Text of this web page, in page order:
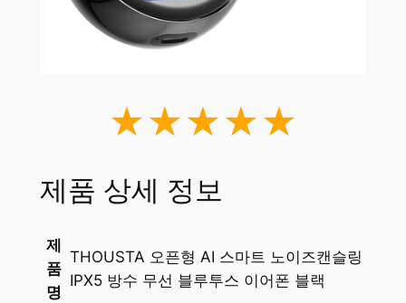
★★★★★
제품 상세 정보
제
품
명
THOUSTA 오픈형 AI 스마트 노이즈캔슬링
IPX5 방수 무선 블루투스 이어폰 블랙